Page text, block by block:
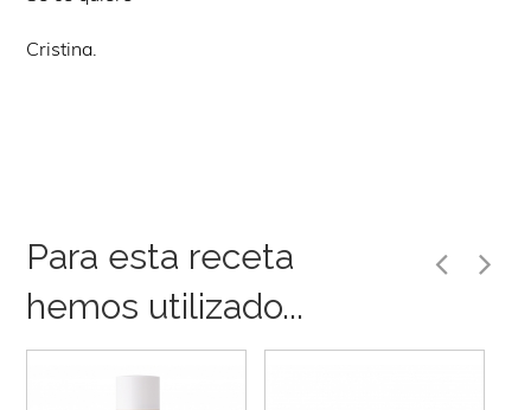
Cristina.
Para esta receta
hemos utilizado...